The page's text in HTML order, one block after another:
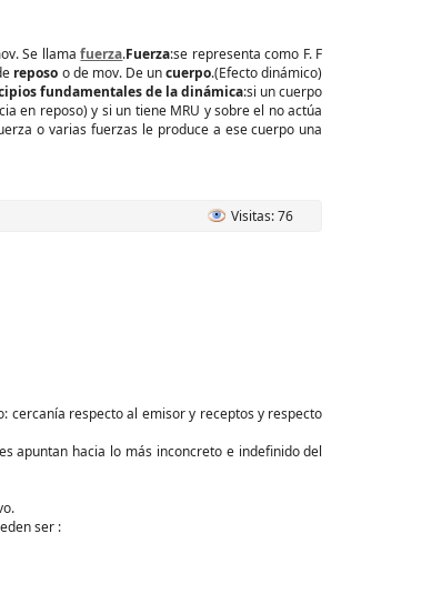
Se llamafuerza.Fuerza:se representa como F. F
reposo o de mov. De uncuerpo.(Efecto dinámico)
fundamentales de la dinámica:si un cuerpo
en reposo) y si un tiene MRU y sobre el no actúa
o varias fuerzas le produce a ese cuerpo una
Visitas: 76
cercanía respecto al emisor y receptos y respecto
apuntan hacia lo más inconcreto e indefinido del
ser :